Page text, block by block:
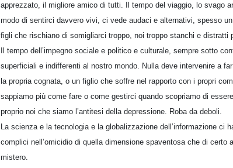
apprezzato, il migliore amico di tutti. Il tempo del viaggio, lo svago
modo di sentirci davvero vivi, ci vede audaci e alternativi, spesso
figli che rischiano di somigliarci troppo, noi troppo stanchi e
Il tempo dell’impegno sociale e politico e culturale, sempre sotto
superficiali e indifferenti al nostro mondo. Nulla deve intervenire a
la propria cognata, o un figlio che soffre nel rapporto con i propri
sappiamo più come fare o come gestirci quando scopriamo di
proprio noi che siamo l’antitesi della depressione. Roba da deboli.
La scienza e la tecnologia e la globalizzazione dell’informazione ci
complici nell’omicidio di quella dimensione spaventosa che di
mistero.